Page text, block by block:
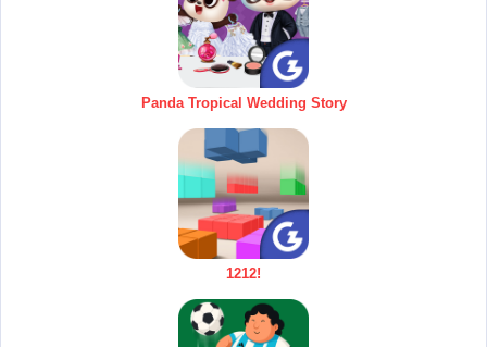
Panda Tropical Wedding Story
1212!